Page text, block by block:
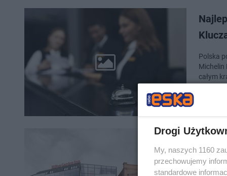
Polska
Michelin
całym
Hotel
Drogi
My, naszych 1160
przechowujemy
standardowe